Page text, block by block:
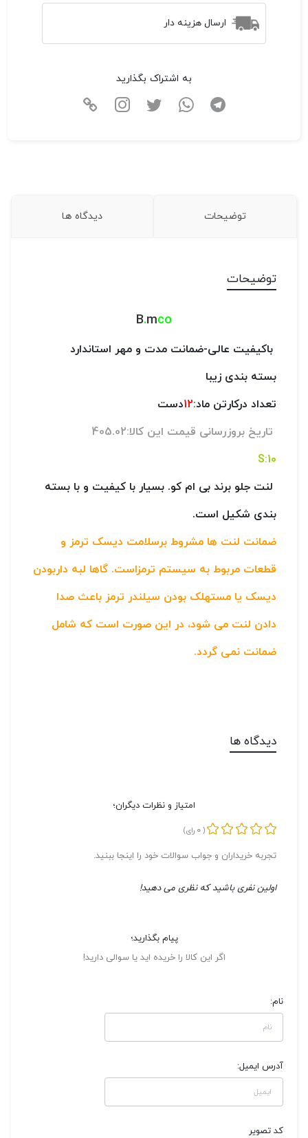
ارسال هزینه دار
به اشتراک بگذارید
توضیحات دیدگاه ها
توضیحات
B.mco
باکیفیت عالی-ضمانت مدت و مهر استاندارد
بسته بندی زیبا
تعداد درکارتن ماد:12دست
تاریخ بروزرسانی قیمت این کالا:405.02
10:S
لنت جلو برند بی ام کو. بسیار با کیفیت و با بسته
بندی شکیل است.
ضمانت لنت ها مشروط برسلامت دیسک ترمز و
قطعات مربوط به سیستم ترمزاست. گاها لبه داربودن
دیسک یا مستهلک بودن سیلندر ترمز باعث صدا
دادن لنت می شود، در این صورت است که شامل
ضمانت نمی گردد.
دیدگاه ها
امتیاز و نظرات دیگران؛
(
0 رای)
تجربه خریداران و جواب سوالات خود را اینجا ببنید.
اولین نفری باشید که نظری می دهید!
پیام بگذارید؛
اگر این کالا را خریده اید یا سوالی دارید!
نام:
آدرس ایمیل:
کد تصویر